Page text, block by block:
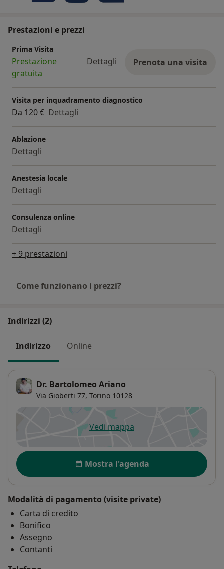
Prestazioni e prezzi
Prima Visita
Prestazione
gratuita
Dettagli Prenota una visita
Visita per inquadramento diagnostico
Da 120 € Dettagli
Ablazione
Dettagli
Anestesia locale
Dettagli
Consulenza online
Dettagli
+ 9 prestazioni
Come funzionano i prezzi?
Indirizzi (2)
Indirizzo Online
Dr. Bartolomeo Ariano
Via Gioberti 77, Torino 10128
Vedi mappasi apre in una nuova scheda
Disponibilità
Mostra l'agenda
Modalità di pagamento (visite private)
Carta di credito
Bonifico
Assegno
Contanti